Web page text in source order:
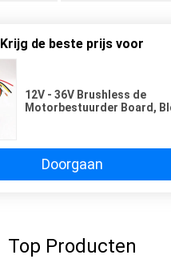
Krijg de beste prijs voor
12V - 36V Brushless de
Motorbestuurder Board,
gelijkstroom
Doorgaan
Top Producten